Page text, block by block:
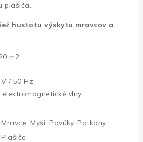
plašiča.
hustotu výskytu mravcov a
m2
/ 50 Hz
elektromagnetické vlny
Mravce, Myši, Pavúky, Potkany
Plašiče